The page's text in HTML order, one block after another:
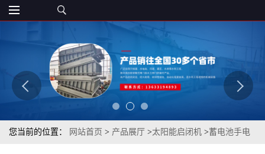
您当前的位置： 网站首页 > 产品展厅 >太阳能启闭机 >蓄电池手电